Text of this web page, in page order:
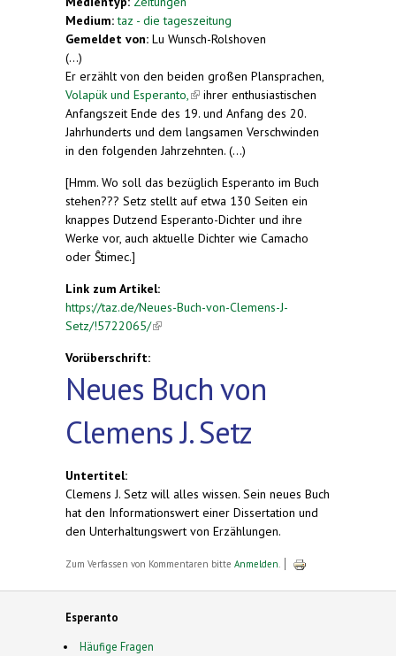
Medium:taz - die tageszeitung
Gemeldet von: Lu Wunsch-Rolshoven
(...)
Er erzählt von den beiden großen Plansprachen,
Volapük und Esperanto, (link is external)
ihrer enthusiastischen
Anfangszeit Ende des 19. und Anfang des 20.
Jahrhunderts und dem langsamen Verschwinden
in den folgenden Jahrzehnten. (...)
[Hmm. Wo soll das bezüglich Esperanto im Buch
stehen??? Setz stellt auf etwa 130 Seiten ein
knappes Dutzend Esperanto-Dichter und ihre
Werke vor, auch aktuelle Dichter wie Camacho
oder Ŝtimec.]
Link zum Artikel:
https://taz.de/Neues-Buch-von-Clemens-J-
Setz/!5722065/(link is external)
Vorüberschrift:
Neues Buch von
Clemens J. Setz
Untertitel:
Clemens J. Setz will alles wissen. Sein neues Buch
hat den Informationswert einer Dissertation und
den Unterhaltungswert von Erzählungen.
Zum Verfassen von Kommentaren bitte Anmelden
Esperanto
Häufige Fragen